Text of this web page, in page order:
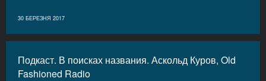
30 БЕРЕЗНЯ 2017
Подкаст. В поисках названия. Аскольд Куров, Old
Fashioned Radio